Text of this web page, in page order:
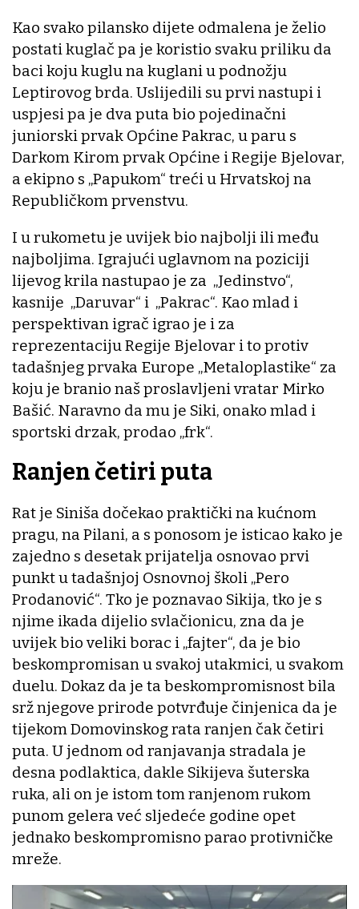
Kao svako pilansko dijete odmalena je želio
postati kuglač pa je koristio svaku priliku da
baci koju kuglu na kuglani u podnožju
Leptirovog brda. Uslijedili su prvi nastupi i
uspjesi pa je dva puta bio pojedinačni
juniorski prvak Općine Pakrac, u paru s
Darkom Kirom prvak Općine i Regije Bjelovar,
a ekipno s „Papukom“ treći u Hrvatskoj na
Republičkom prvenstvu.
I u rukometu je uvijek bio najbolji ili među
najboljima. Igrajući uglavnom na poziciji
lijevog krila nastupao je za „Jedinstvo“,
kasnije „Daruvar“ i „Pakrac“. Kao mlad i
perspektivan igrač igrao je i za
reprezentaciju Regije Bjelovar i to protiv
tadašnjeg prvaka Europe „Metaloplastike“ za
koju je branio naš proslavljeni vratar Mirko
Bašić. Naravno da mu je Siki, onako mlad i
sportski drzak, prodao „frk“.
Ranjen četiri puta
Rat je Siniša dočekao praktički na kućnom
pragu, na Pilani, a s ponosom je isticao kako je
zajedno s desetak prijatelja osnovao prvi
punkt u tadašnjoj Osnovnoj školi „Pero
Prodanović“. Tko je poznavao Sikija, tko je s
njime ikada dijelio svlačionicu, zna da je
uvijek bio veliki borac i „fajter“, da je bio
beskompromisan u svakoj utakmici, u svakom
duelu. Dokaz da je ta beskompromisnost bila
srž njegove prirode potvrđuje činjenica da je
tijekom Domovinskog rata ranjen čak četiri
puta. U jednom od ranjavanja stradala je
desna podlaktica, dakle Sikijeva šuterska
ruka, ali on je istom tom ranjenom rukom
punom gelera već sljedeće godine opet
jednako beskompromisno parao protivničke
mreže.